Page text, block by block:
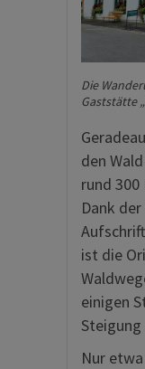
Die
Gaststätte
den
rund 300
Dank
ist die
einigen
Steigung
Nur